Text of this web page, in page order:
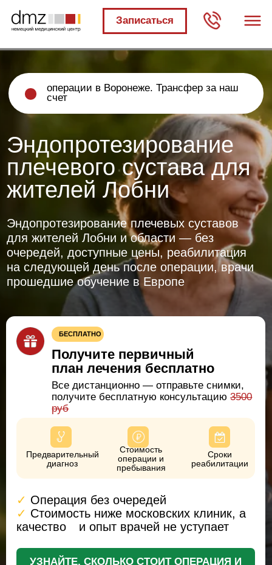
Записаться
Эндопротезирование
плечевого сустава для
жителей Лобни
операции в Воронеже. Трансфер за наш
БЕСПЛАТНО
Получите первичный
план лечения бесплатно
Все дистанционно — отправьте снимки,
получите бесплатную консультацию3500
диагноз
операции и
пребывания
Операция без очередей
Стоимость ниже московских клиник, а
УЗНАЙТЕ, СКОЛЬКО СТОИТ ОПЕРАЦИЯ И
РЕАБИЛИТАЦИЯ
Эндопротезирование плечевых суставов
для жителей Лобни и области — без
очередей, доступные цены, реабилитация
на следующей день после операции, врачи
прошедшие обучение в Европе
+7 (473) 263-20-20
Закажите
обратный
звонок
О нашей клинике
Ведущий центр эндопротезирования в